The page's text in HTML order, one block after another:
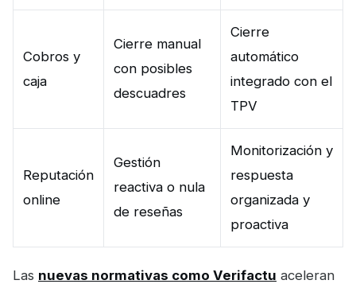
Cobros y
caja
Cierre manual
con posibles
descuadres
Cierre
automático
integrado con el
TPV
Reputación
online
Gestión
reactiva o nula
de reseñas
Monitorización y
respuesta
organizada y
proactiva
Las nuevas normativas como Verifactu aceleran